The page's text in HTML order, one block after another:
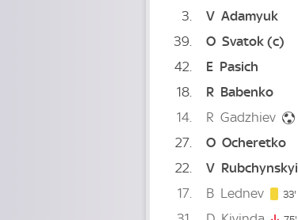
3
V Adamyuk
39
O Svatok(c)
42
E Pasich
18
R Babenko
14
R Gadzhiev
27 O Ocheretko
22
V Rubchynskyi
17
B Lednev 33'